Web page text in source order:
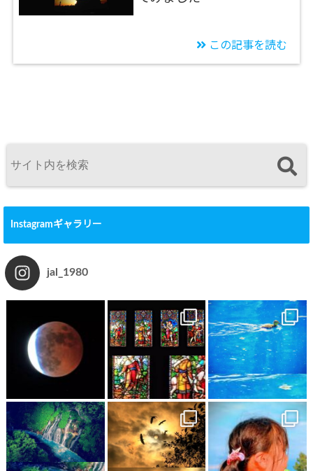
この記事を読む
Instagramギャラリー
jal_1980